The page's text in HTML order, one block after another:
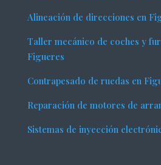
Alineación de direcciones en
Taller mecánico de coches y
Figueres
Contrapesado de ruedas en
Reparación de motores de
Sistemas de inyección